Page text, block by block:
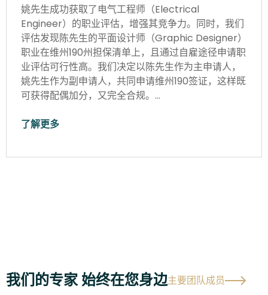
姚先生成功获取了电气工程师（Electrical
Engineer）的职业评估，增强其竞争力。同时，我们
评估发现陈先生的平面设计师（Graphic Designer）
职业在维州190州担保清单上，且通过自雇途径申请职
业评估可行性高。我们决定以陈先生作为主申请人，
姚先生作为副申请人，共同申请维州190签证，这样既
可获得配偶加分，又完全合规。…
了解更多
我们的专家 始终在您身边主要团队成员